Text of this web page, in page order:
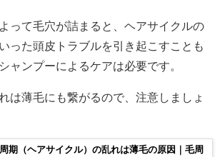
って毛穴が詰まると、ヘアサイクルの
った頭皮トラブルを引き起こすことも
ャンプーによるケアは必要です。
は薄毛にも繋がるので、注意しましょ
期（ヘアサイクル）の乱れは薄毛の原因｜毛周